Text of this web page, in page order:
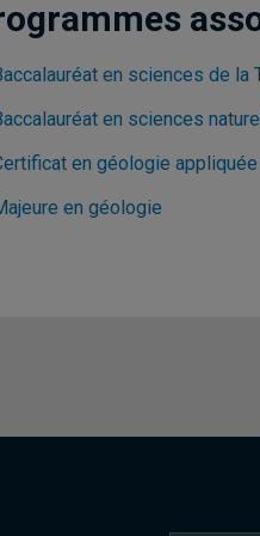
en sciences de la
en sciences
en géologie appliquée
en géologie